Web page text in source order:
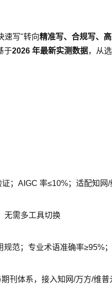
速写"转向精准写、合规写、
于2026 年最新实测数据，从
；AIGC 率≤10%；适配知网
无需多工具切换
规范；专业术语准确率≥95%
刊体系，接入知网/万方/维普